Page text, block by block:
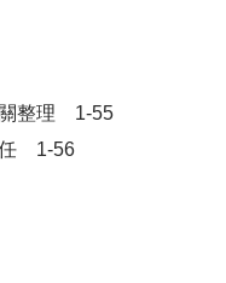
關整理 1-55
任 1-56